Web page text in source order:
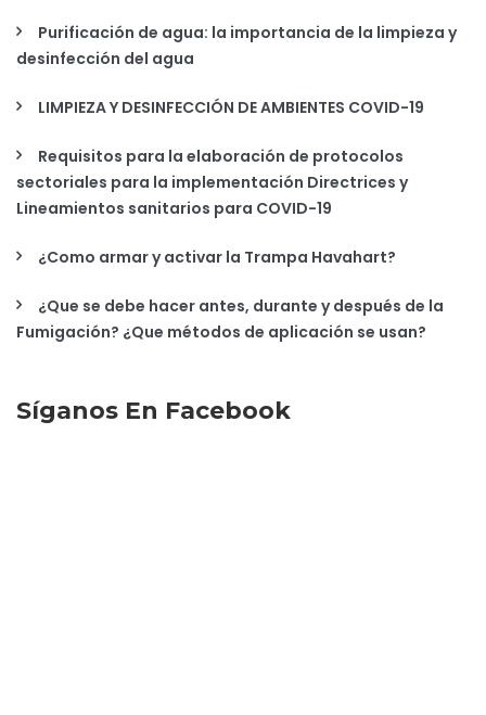
Purificación de agua: la importancia de la limpieza y
desinfección del agua
LIMPIEZA Y DESINFECCIÓN DE AMBIENTES COVID-19
Requisitos para la elaboración de protocolos
sectoriales para la implementación Directrices y
Lineamientos sanitarios para COVID-19
¿Como armar y activar la Trampa Havahart?
¿Que se debe hacer antes, durante y después de la
Fumigación? ¿Que métodos de aplicación se usan?
Síganos En Facebook